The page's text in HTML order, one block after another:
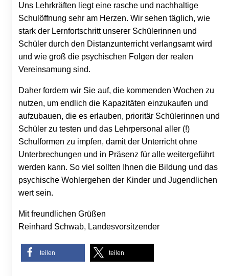
Uns Lehrkräften liegt eine rasche und nachhaltige
Schulöffnung sehr am Herzen. Wir sehen täglich, wie
stark der Lernfortschritt unserer Schülerinnen und
Schüler durch den Distanzunterricht verlangsamt wird
und wie groß die psychischen Folgen der realen
Vereinsamung sind.
Daher fordern wir Sie auf, die kommenden Wochen zu
nutzen, um endlich die Kapazitäten einzukaufen und
aufzubauen, die es erlauben, prioritär Schülerinnen und
Schüler zu testen und das Lehrpersonal aller (!)
Schulformen zu impfen, damit der Unterricht ohne
Unterbrechungen und in Präsenz für alle weitergeführt
werden kann. So viel sollten Ihnen die Bildung und das
psychische Wohlergehen der Kinder und Jugendlichen
wert sein.
Mit freundlichen Grüßen
Reinhard Schwab, Landesvorsitzender
teilen teilen